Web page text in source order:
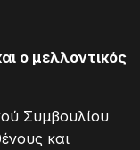
ο μελλοντικός
Συμβουλίου
και